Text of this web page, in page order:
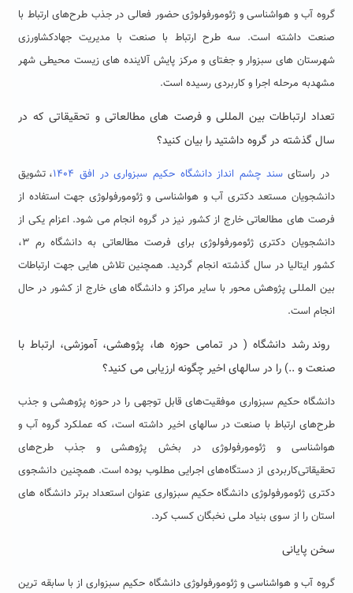
گروه آب و هواشناسی و ژئومورفولوژی حضور فعالی در جذب طرح‌های ارتباط با
صنعت داشته است. سه طرح ارتباط با صنعت با مدیریت جهادکشاورزی
شهرستان های سبزوار و جغتای و مرکز پایش آلاینده های زیست محیطی شهر
مشهدبه مرحله اجرا و کاربردی رسیده است.
تعداد ارتباطات بین المللی و فرصت های مطالعاتی و تحقیقاتی که در
سال گذشته در گروه داشتید را بیان کنید؟
در راستایسند چشم انداز دانشگاه حکیم سبزواری در افق ۱۴۰۴
، تشویق
دانشجویان مستعد دکتری آب و هواشناسی و ژئومورفولوژی جهت استفاده از
فرصت های مطالعاتی خارج از کشور نیز در گروه انجام می شود. اعزام یکی از
دانشجویان دکتری ژئومورفولوژی برای فرصت مطالعاتی به دانشگاه رم ۳،
کشور ایتالیا در سال گذشته انجام گردید. همچنین تلاش هایی جهت ارتباطات
بین المللی پژوهش محور با سایر مراکز و دانشگاه های خارج از کشور در حال
انجام است.
روند رشد دانشگاه ( در تمامی حوزه ها، پژوهشی، آموزشی، ارتباط با
صنعت و ..) را در سالهای اخیر چگونه ارزیابی می کنید؟
دانشگاه حکیم سبزواری موفقیت‌های قابل توجهی را در حوزه پژوهشی و جذب
طرح‌های ارتباط با صنعت در سالهای اخیر داشته است، که عملکرد گروه آب و
هواشناسی و ژئومورفولوژی در بخش پژوهشی و جذب طرح‌های
‌تحقیقاتی‌کاربردی از دستگاه‌های اجرایی مطلوب بوده است. همچنین دانشجوی
دکتری ژئومورفولوژی دانشگاه حکیم سبزواری عنوان استعداد برتر دانشگاه های
استان را از سوی بنیاد ملی نخبگان کسب کرد.
سخن پایانی
گروه آب و هواشناسی و ژئومورفولوژی دانشگاه حکیم سبزواری از با سابقه ترین